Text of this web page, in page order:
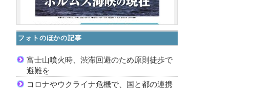
フォトのほかの記事
富士山噴火時、渋滞回避のため原則徒歩で
避難を
コロナやウクライナ危機で、国と都の連携